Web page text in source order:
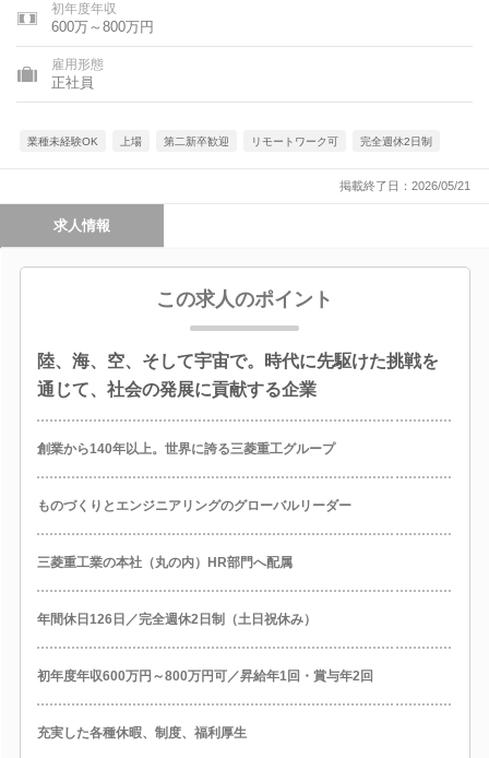
初年度年収
600万～800万円
雇用形態
正社員
業種未経験OK 上場 第二新卒歓迎 リモートワーク可 完全週休2日制
掲載終了日：2026/05/21
求人情報
この求人のポイント
陸、海、空、そして宇宙で。時代に先駆けた挑戦を
通じて、社会の発展に貢献する企業
創業から140年以上。世界に誇る三菱重工グループ
ものづくりとエンジニアリングのグローバルリーダー
三菱重工業の本社（丸の内）HR部門へ配属
年間休日126日／完全週休2日制（土日祝休み）
初年度年収600万円～800万円可／昇給年1回・賞与年2回
充実した各種休暇、制度、福利厚生